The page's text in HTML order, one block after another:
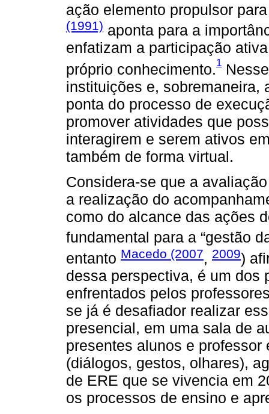
ação elemento propulsor
(1991) aponta para a
enfatizam a participação
próprio conhecimento.1
instituições e, sobremaneira,
ponta do processo de
promover atividades que
interagirem e serem ativos
também de forma virtual.
Considera-se que a
a realização do
como do alcance das ações
fundamental para a “gestão
entanto Macedo (2007, 2009)
dessa perspectiva, é um dos
enfrentados pelos
se já é desafiador realizar
presencial, em uma sala de
presentes alunos e
(diálogos, gestos, olhares),
de ERE que se vivencia em
os processos de ensino e